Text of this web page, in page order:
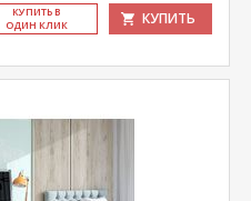
КУ­ПИТЬ В
ОДИН КЛИК
КУПИТЬ